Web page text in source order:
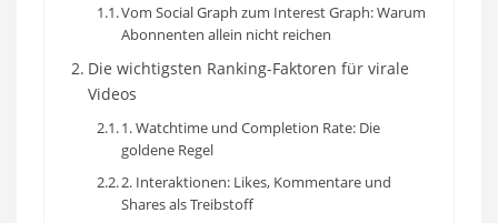
Vom Social Graph zum Interest Graph: Warum
Abonnenten allein nicht reichen
Die wichtigsten Ranking-Faktoren für virale
Videos
1. Watchtime und Completion Rate: Die
goldene Regel
2. Interaktionen: Likes, Kommentare und
Shares als Treibstoff